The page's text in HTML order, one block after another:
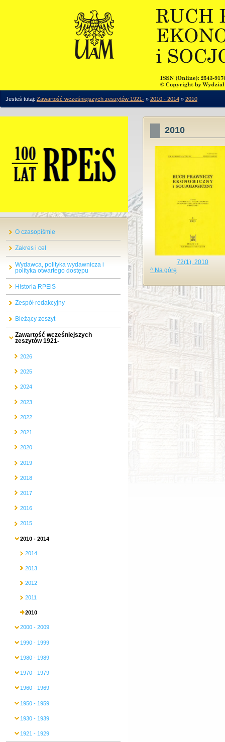
Jesteś tutaj: Zawartość wcześniejszych zeszytów 1921-» 2010 - 2014» 2010
O czasopiśmie
Zakres i cel
Wydawca, polityka wydawnicza i
polityka otwartego dostępu
Historia RPEiS
Zespół redakcyjny
Bieżący zeszyt
Zawartość wcześniejszych
zeszytów 1921-
2026
2025
2024
2023
2022
2021
2020
2019
2018
2017
2016
2015
2010 - 2014
2014
2013
2012
2011
2010
2000 - 2009
1990 - 1999
1980 - 1989
1970 - 1979
1960 - 1969
1950 - 1959
1930 - 1939
1921 - 1929
2010
72(1), 2010
^ Na górę